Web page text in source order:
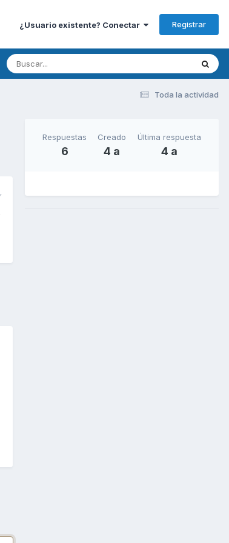
¿Usuario existente? Conectar Registrar
Toda la actividad
Respuestas
6
Creado
4 a
Última respuesta
4 a